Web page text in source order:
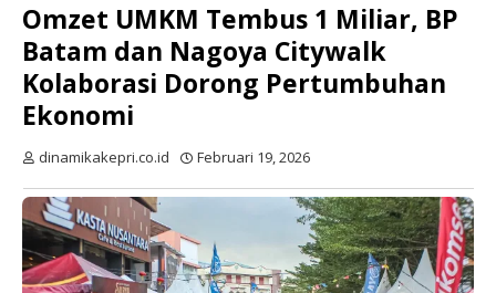
Omzet UMKM Tembus 1 Miliar, BP
Batam dan Nagoya Citywalk
Kolaborasi Dorong Pertumbuhan
Ekonomi
dinamikakepri.co.id Februari 19, 2026